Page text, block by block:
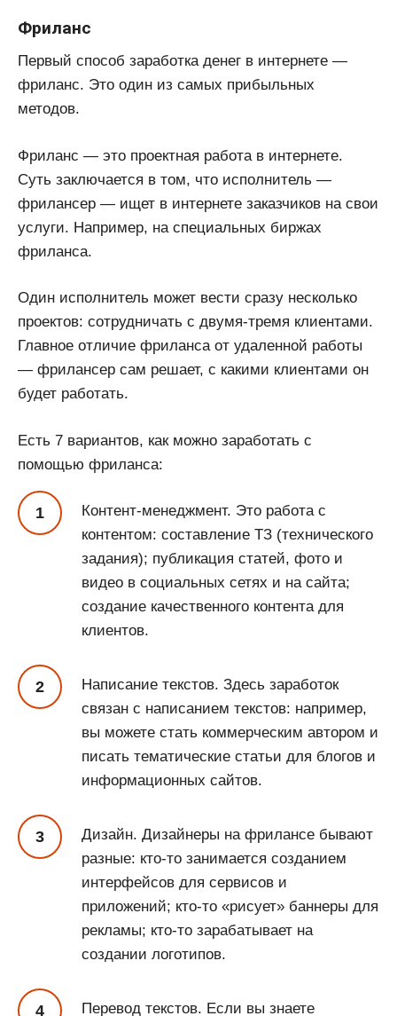
Фриланс
Первый способ заработка денег в интернете —
фриланс. Это один из самых прибыльных
методов.
Фриланс — это проектная работа в интернете.
Суть заключается в том, что исполнитель —
фрилансер — ищет в интернете заказчиков на свои
услуги. Например, на специальных биржах
фриланса.
Один исполнитель может вести сразу несколько
проектов: сотрудничать с двумя-тремя клиентами.
Главное отличие фриланса от удаленной работы
— фрилансер сам решает, с какими клиентами он
будет работать.
Есть 7 вариантов, как можно заработать с
помощью фриланса:
Контент-менеджмент. Это работа с
контентом: составление ТЗ (технического
задания); публикация статей, фото и
видео в социальных сетях и на сайта;
создание качественного контента для
клиентов.
Написание текстов. Здесь заработок
связан с написанием текстов: например,
вы можете стать коммерческим автором и
писать тематические статьи для блогов и
информационных сайтов.
Дизайн. Дизайнеры на фрилансе бывают
разные: кто-то занимается созданием
интерфейсов для сервисов и
приложений; кто-то «рисует» баннеры для
рекламы; кто-то зарабатывает на
создании логотипов.
Перевод текстов. Если вы знаете